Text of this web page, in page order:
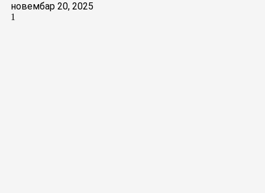
новембар 20, 2025